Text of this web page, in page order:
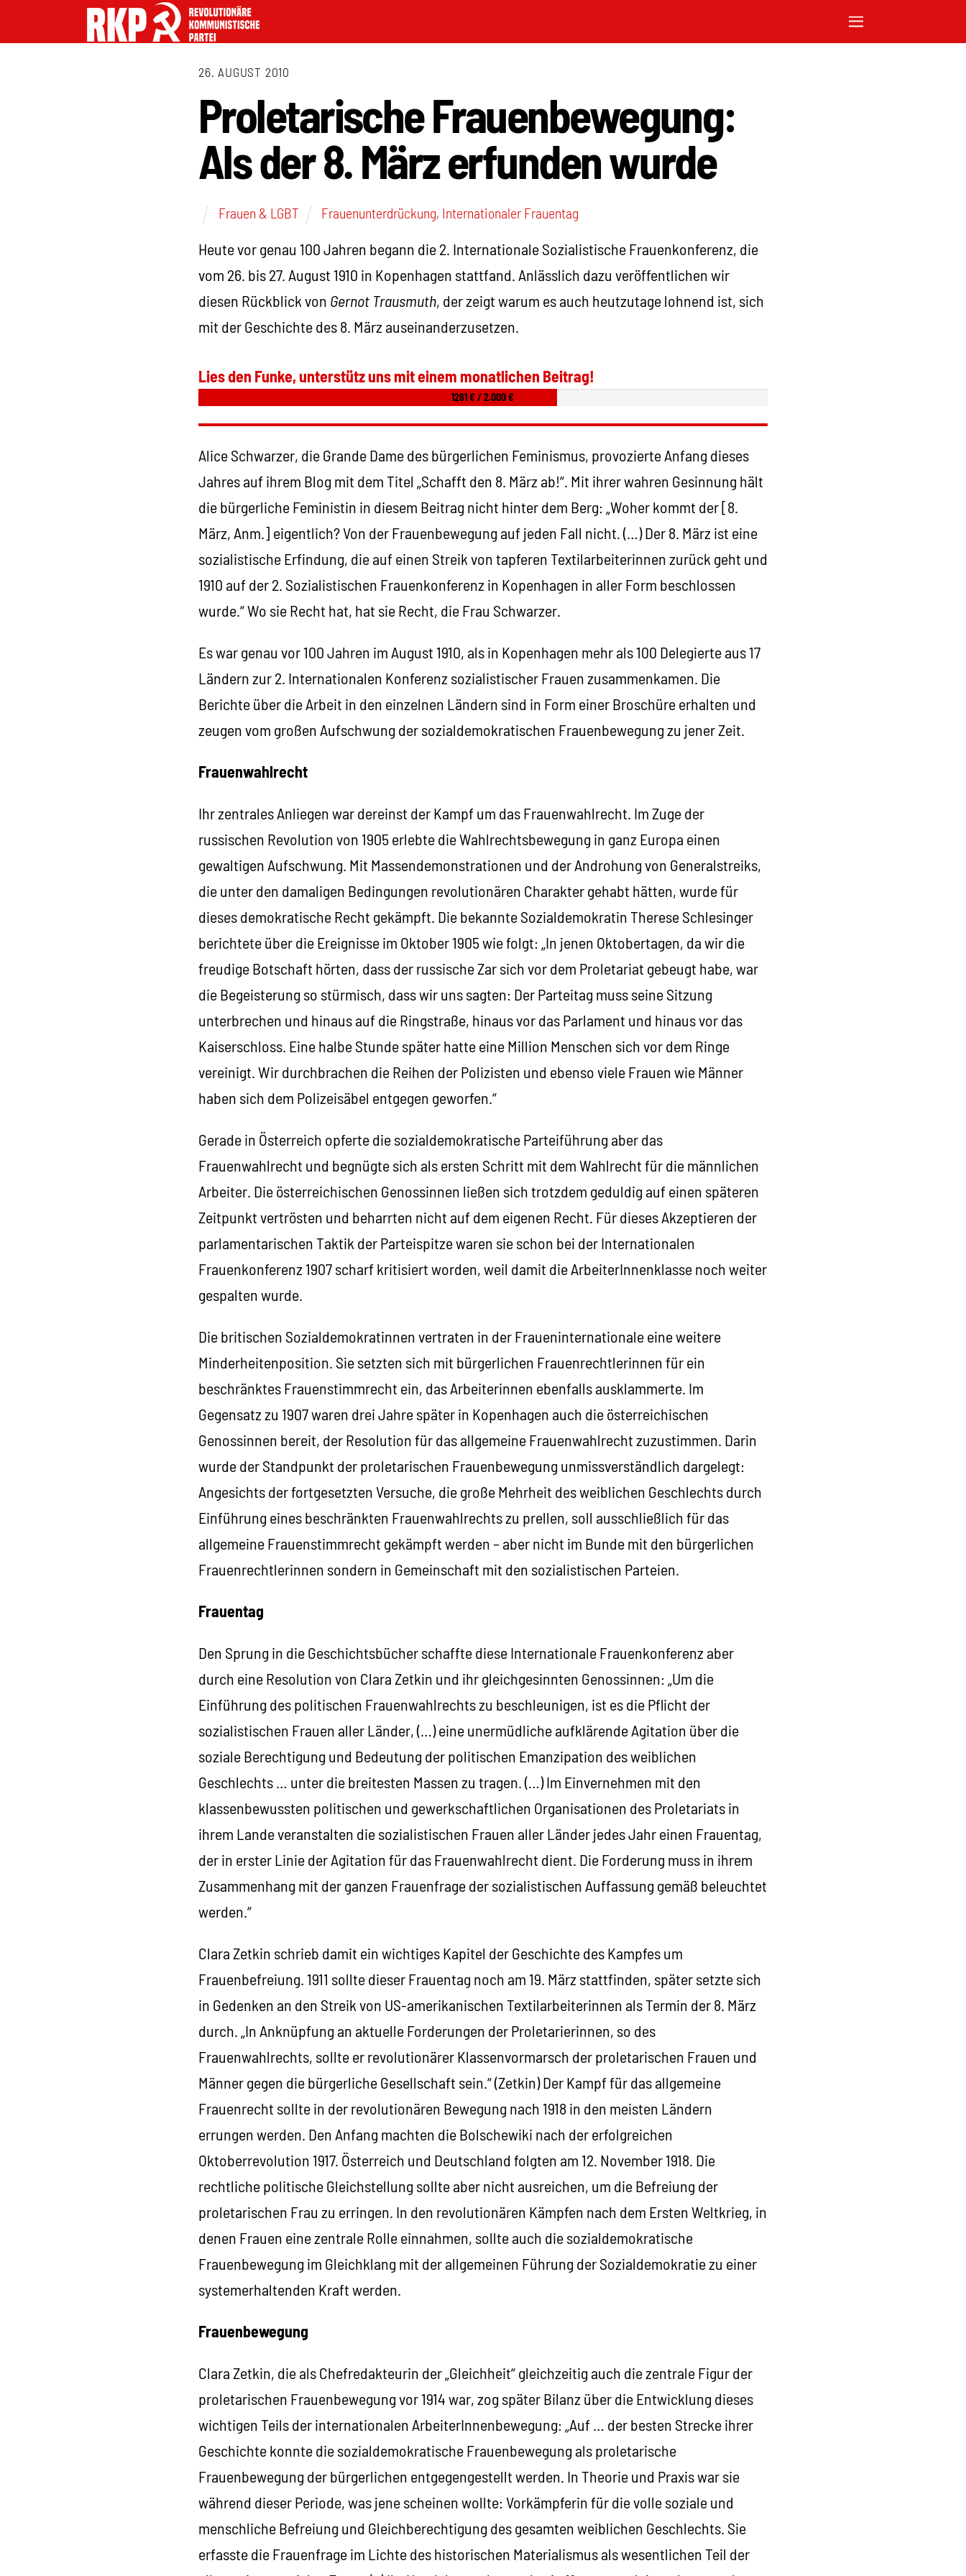
26. AUGUST 2010
Proletarische Frauenbewegung:
Als der 8. März erfunden wurde
Frauen & LGBT Frauenunterdrückung, Internationaler Frauentag
Heute vor genau 100 Jahren begann die 2. Internationale Sozialistische Frauenkonferenz, die
vom 26. bis 27. August 1910 in Kopenhagen stattfand. Anlässlich dazu veröffentlichen wir
diesen Rückblick von Gernot Trausmuth, der zeigt warum es auch heutzutage lohnend ist, sich
mit der Geschichte des 8. März auseinanderzusetzen.
Lies den Funke, unterstütz uns mit einem monatlichen Beitrag!
1261 € / 2.000 €
Alice Schwarzer, die Grande Dame des bürgerlichen Feminismus, provozierte Anfang dieses
Jahres auf ihrem Blog mit dem Titel „Schafft den 8. März ab!“. Mit ihrer wahren Gesinnung hält
die bürgerliche Feministin in diesem Beitrag nicht hinter dem Berg: „Woher kommt der [8.
März, Anm.] eigentlich? Von der Frauenbewegung auf jeden Fall nicht. (…) Der 8. März ist eine
sozialistische Erfindung, die auf einen Streik von tapferen Textilarbeiterinnen zurück geht und
1910 auf der 2. Sozialistischen Frauenkonferenz in Kopenhagen in aller Form beschlossen
wurde.“ Wo sie Recht hat, hat sie Recht, die Frau Schwarzer.
Es war genau vor 100 Jahren im August 1910, als in Kopenhagen mehr als 100 Delegierte aus 17
Ländern zur 2. Internationalen Konferenz sozialistischer Frauen zusammenkamen. Die
Berichte über die Arbeit in den einzelnen Ländern sind in Form einer Broschüre erhalten und
zeugen vom großen Aufschwung der sozialdemokratischen Frauenbewegung zu jener Zeit.
Frauenwahlrecht
Ihr zentrales Anliegen war dereinst der Kampf um das Frauenwahlrecht. Im Zuge der
russischen Revolution von 1905 erlebte die Wahlrechtsbewegung in ganz Europa einen
gewaltigen Aufschwung. Mit Massendemonstrationen und der Androhung von Generalstreiks,
die unter den damaligen Bedingungen revolutionären Charakter gehabt hätten, wurde für
dieses demokratische Recht gekämpft. Die bekannte Sozialdemokratin Therese Schlesinger
berichtete über die Ereignisse im Oktober 1905 wie folgt: „In jenen Oktobertagen, da wir die
freudige Botschaft hörten, dass der russische Zar sich vor dem Proletariat gebeugt habe, war
die Begeisterung so stürmisch, dass wir uns sagten: Der Parteitag muss seine Sitzung
unterbrechen und hinaus auf die Ringstraße, hinaus vor das Parlament und hinaus vor das
Kaiserschloss. Eine halbe Stunde später hatte eine Million Menschen sich vor dem Ringe
vereinigt. Wir durchbrachen die Reihen der Polizisten und ebenso viele Frauen wie Männer
haben sich dem Polizeisäbel entgegen geworfen.“
Gerade in Österreich opferte die sozialdemokratische Parteiführung aber das
Frauenwahlrecht und begnügte sich als ersten Schritt mit dem Wahlrecht für die männlichen
Arbeiter. Die österreichischen Genossinnen ließen sich trotzdem geduldig auf einen späteren
Zeitpunkt vertrösten und beharrten nicht auf dem eigenen Recht. Für dieses Akzeptieren der
parlamentarischen Taktik der Parteispitze waren sie schon bei der Internationalen
Frauenkonferenz 1907 scharf kritisiert worden, weil damit die ArbeiterInnenklasse noch weiter
gespalten wurde.
Die britischen Sozialdemokratinnen vertraten in der Fraueninternationale eine weitere
Minderheitenposition. Sie setzten sich mit bürgerlichen Frauenrechtlerinnen für ein
beschränktes Frauenstimmrecht ein, das Arbeiterinnen ebenfalls ausklammerte. Im
Gegensatz zu 1907 waren drei Jahre später in Kopenhagen auch die österreichischen
Genossinnen bereit, der Resolution für das allgemeine Frauenwahlrecht zuzustimmen. Darin
wurde der Standpunkt der proletarischen Frauenbewegung unmissverständlich dargelegt:
Angesichts der fortgesetzten Versuche, die große Mehrheit des weiblichen Geschlechts durch
Einführung eines beschränkten Frauenwahlrechts zu prellen, soll ausschließlich für das
allgemeine Frauenstimmrecht gekämpft werden – aber nicht im Bunde mit den bürgerlichen
Frauenrechtlerinnen sondern in Gemeinschaft mit den sozialistischen Parteien.
Frauentag
Den Sprung in die Geschichtsbücher schaffte diese Internationale Frauenkonferenz aber
durch eine Resolution von Clara Zetkin und ihr gleichgesinnten Genossinnen: „Um die
Einführung des politischen Frauenwahlrechts zu beschleunigen, ist es die Pflicht der
sozialistischen Frauen aller Länder, (…) eine unermüdliche aufklärende Agitation über die
soziale Berechtigung und Bedeutung der politischen Emanzipation des weiblichen
Geschlechts … unter die breitesten Massen zu tragen. (…) Im Einvernehmen mit den
klassenbewussten politischen und gewerkschaftlichen Organisationen des Proletariats in
ihrem Lande veranstalten die sozialistischen Frauen aller Länder jedes Jahr einen Frauentag,
der in erster Linie der Agitation für das Frauenwahlrecht dient. Die Forderung muss in ihrem
Zusammenhang mit der ganzen Frauenfrage der sozialistischen Auffassung gemäß beleuchtet
werden.“
Clara Zetkin schrieb damit ein wichtiges Kapitel der Geschichte des Kampfes um
Frauenbefreiung. 1911 sollte dieser Frauentag noch am 19. März stattfinden, später setzte sich
in Gedenken an den Streik von US-amerikanischen Textilarbeiterinnen als Termin der 8. März
durch. „In Anknüpfung an aktuelle Forderungen der Proletarierinnen, so des
Frauenwahlrechts, sollte er revolutionärer Klassenvormarsch der proletarischen Frauen und
Männer gegen die bürgerliche Gesellschaft sein.“ (Zetkin) Der Kampf für das allgemeine
Frauenrecht sollte in der revolutionären Bewegung nach 1918 in den meisten Ländern
errungen werden. Den Anfang machten die Bolschewiki nach der erfolgreichen
Oktoberrevolution 1917. Österreich und Deutschland folgten am 12. November 1918. Die
rechtliche politische Gleichstellung sollte aber nicht ausreichen, um die Befreiung der
proletarischen Frau zu erringen. In den revolutionären Kämpfen nach dem Ersten Weltkrieg, in
denen Frauen eine zentrale Rolle einnahmen, sollte auch die sozialdemokratische
Frauenbewegung im Gleichklang mit der allgemeinen Führung der Sozialdemokratie zu einer
systemerhaltenden Kraft werden.
Frauenbewegung
Clara Zetkin, die als Chefredakteurin der „Gleichheit“ gleichzeitig auch die zentrale Figur der
proletarischen Frauenbewegung vor 1914 war, zog später Bilanz über die Entwicklung dieses
wichtigen Teils der internationalen ArbeiterInnenbewegung: „Auf … der besten Strecke ihrer
Geschichte konnte die sozialdemokratische Frauenbewegung als proletarische
Frauenbewegung der bürgerlichen entgegengestellt werden. In Theorie und Praxis war sie
während dieser Periode, was jene scheinen wollte: Vorkämpferin für die volle soziale und
menschliche Befreiung und Gleichberechtigung des gesamten weiblichen Geschlechts. Sie
erfasste die Frauenfrage im Lichte des historischen Materialismus als wesentlichen Teil der